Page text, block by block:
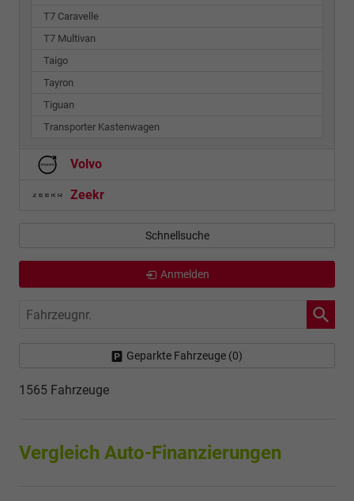
T7 Caravelle
T7 Multivan
Taigo
Tayron
Tiguan
Transporter Kastenwagen
Volvo
Zeekr
Schnellsuche
Anmelden
Fahrzeugnr.
Geparkte Fahrzeuge (0)
1565 Fahrzeuge
Vergleich Auto-Finanzierungen